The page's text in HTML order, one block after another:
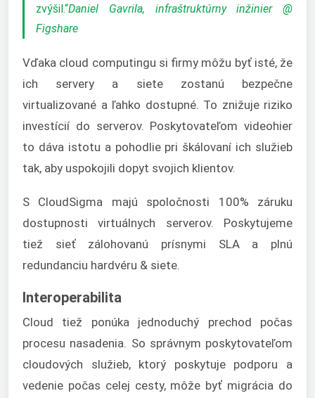
zvýšil.“Daniel Gavrila, infraštruktúrny inžinier @
Figshare
Vďaka cloud computingu si firmy môžu byť isté, že
ich servery a siete zostanú bezpečne
virtualizované a ľahko dostupné. To znižuje riziko
investícií do serverov. Poskytovateľom videohier
to dáva istotu a pohodlie pri škálovaní ich služieb
tak, aby uspokojili dopyt svojich klientov.
S CloudSigma majú spoločnosti 100% záruku
dostupnosti virtuálnych serverov. Poskytujeme
tiež sieť zálohovanú prísnymi SLA a plnú
redundanciu hardvéru & siete.
Interoperabilita
Cloud tiež ponúka jednoduchý prechod počas
procesu nasadenia. So správnym poskytovateľom
cloudových služieb, ktorý poskytuje podporu a
vedenie počas celej cesty, môže byť migrácia do